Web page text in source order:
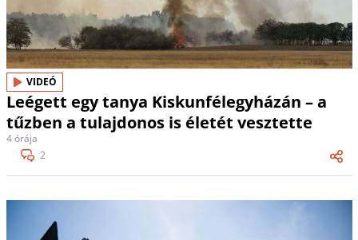
VIDEÓ
Leégett egy tanya Kiskunfélegyházán – a
tűzben a tulajdonos is életét vesztette
4 órája
2